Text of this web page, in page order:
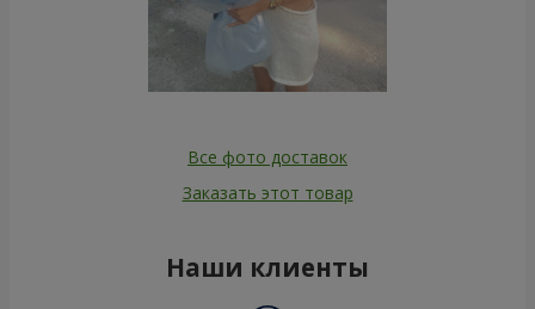
Все фото доставок
Заказать этот товар
Наши клиенты